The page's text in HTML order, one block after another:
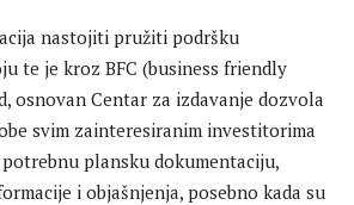
nastojiti pružiti podršku
te je kroz BFC (business friendly
osnovan Centar za izdavanje dozvola
svim zainteresiranim investitorima
plansku dokumentaciju,
i objašnjenja, posebno kada su